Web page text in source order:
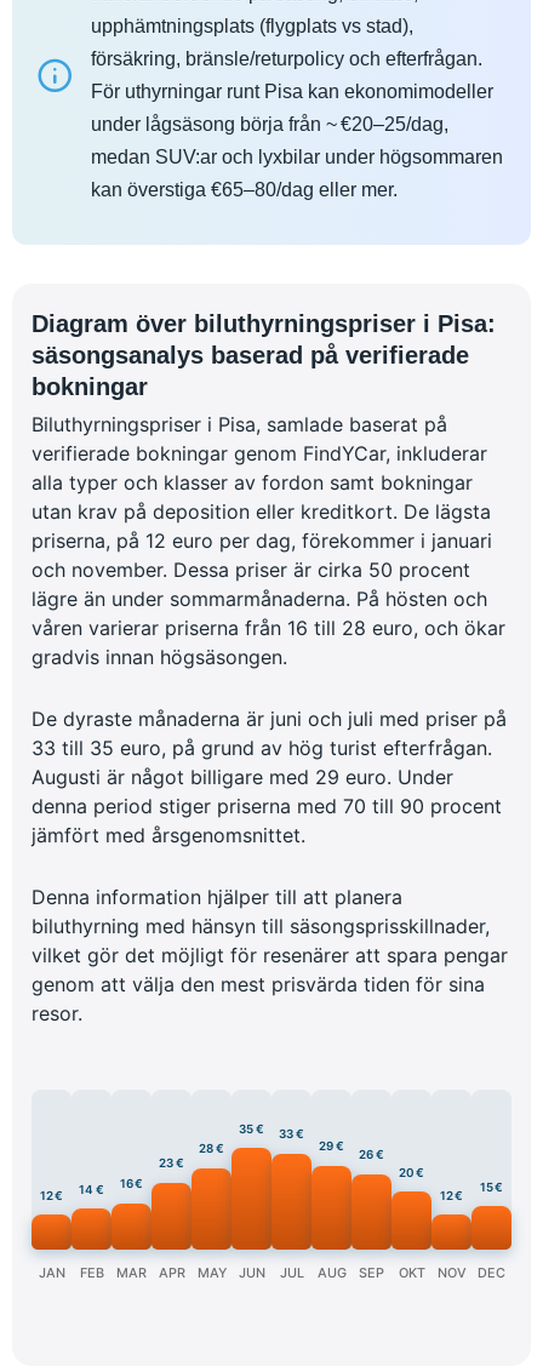
upphämtningsplats (flygplats vs stad),
försäkring, bränsle/returpolicy och efterfrågan.
För uthyrningar runt Pisa kan ekonomimodeller
under lågsäsong börja från ~ €20–25/dag,
medan SUV:ar och lyxbilar under högsommaren
kan överstiga €65–80/dag eller mer.
Diagram över biluthyrningspriser i Pisa:
säsongsanalys baserad på verifierade
bokningar
Biluthyrningspriser i Pisa, samlade baserat på
verifierade bokningar genom FindYCar, inkluderar
alla typer och klasser av fordon samt bokningar
utan krav på deposition eller kreditkort. De lägsta
priserna, på 12 euro per dag, förekommer i januari
och november. Dessa priser är cirka 50 procent
lägre än under sommarmånaderna. På hösten och
våren varierar priserna från 16 till 28 euro, och ökar
gradvis innan högsäsongen.
De dyraste månaderna är juni och juli med priser på
33 till 35 euro, på grund av hög turist efterfrågan.
Augusti är något billigare med 29 euro. Under
denna period stiger priserna med 70 till 90 procent
jämfört med årsgenomsnittet.
Denna information hjälper till att planera
biluthyrning med hänsyn till säsongsprisskillnader,
vilket gör det möjligt för resenärer att spara pengar
genom att välja den mest prisvärda tiden för sina
resor.
12 €
JAN
14 €
FEB
16 €
MAR
23 €
APR
28 €
MAY
35 €
JUN
33 €
JUL
29 €
AUG
26 €
SEP
20 €
OKT
12 €
NOV
15 €
DEC